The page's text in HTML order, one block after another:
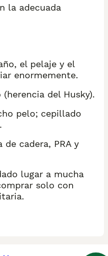
la adecuada
el pelaje y el
enormemente.
del Husky).
pelo; cepillado
de cadera, PRA y
lugar a mucha
solo con